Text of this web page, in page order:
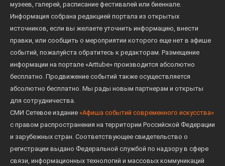
музеев, галерей, расписание фестивалей или биеннале.
Информация собрана редакцией портала из открытых
источников, если вы желаете уточнить информацию, внести
правки, или сообщить о мероприятии которого еще нет в афише
событий, пожалуйста обратитесь к редакторам. Размещение
информации на портале «Arttube» производится абсолютно
бесплатно. Продвижение событий также осуществляется
абсолютно бесплатно. Мы рады новым партнерам и открыты
для сотрудничества.
СМИ Сетевое издание «Афиша событий современного искусства»
с правом распространения на территории Российской Федерации
и зарубежных стран. Соответствующее свидетельство о
регистрации выдано Федеральной службой по надзору в сфере
связи, информационных технологий и массовых коммуникаций